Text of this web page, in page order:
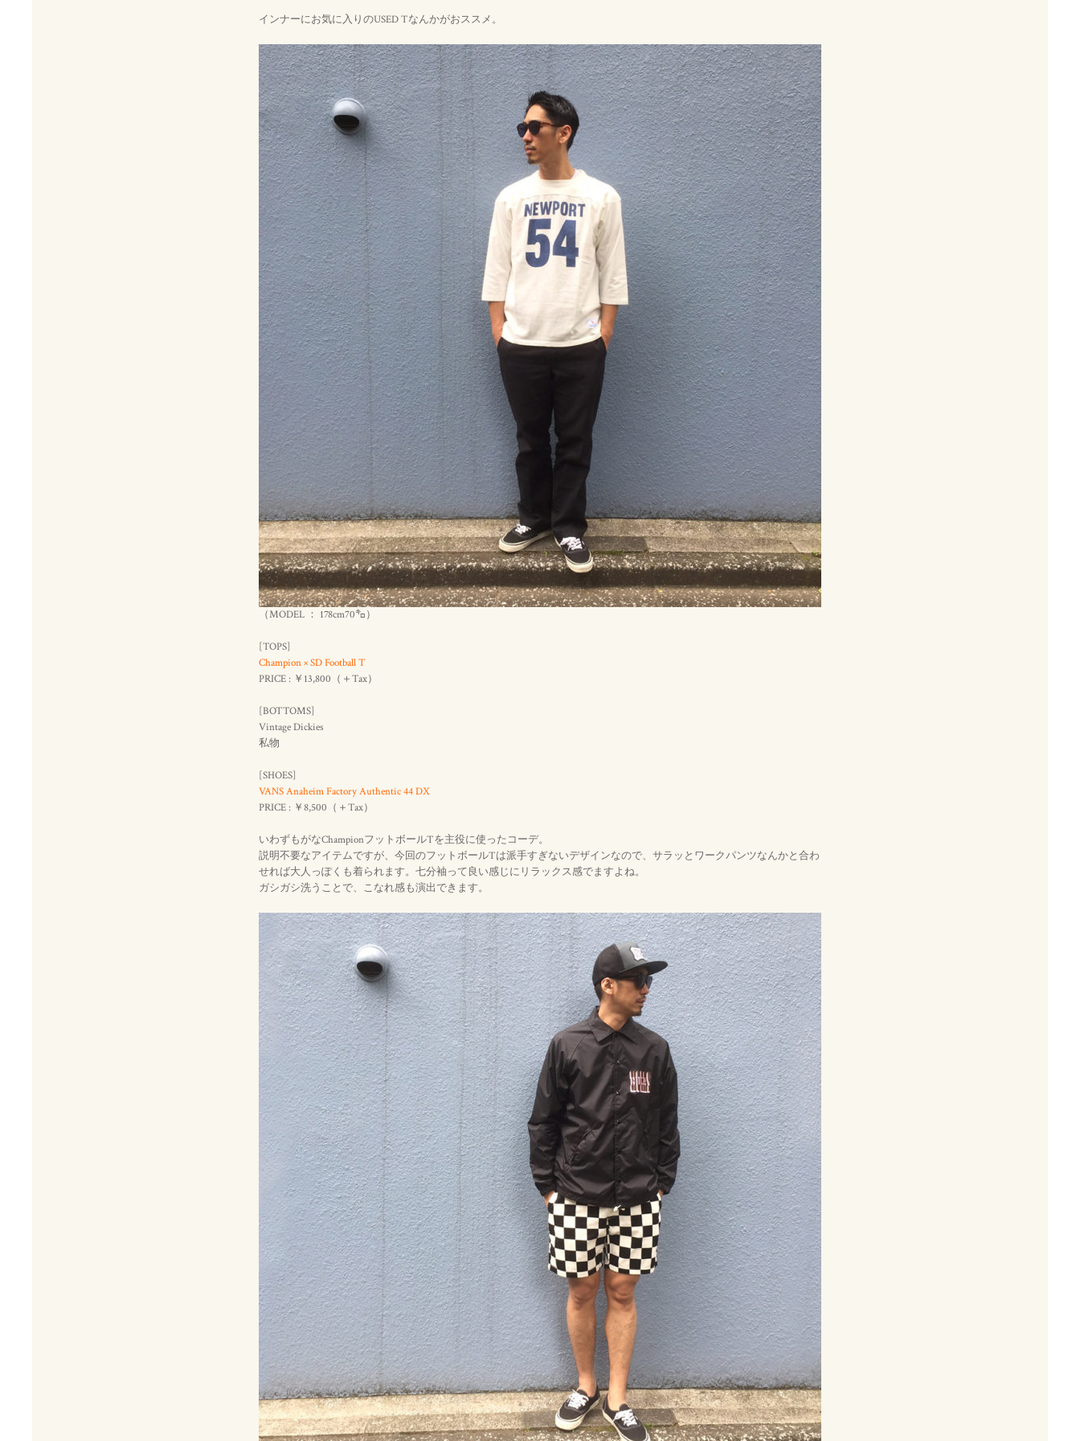
インナーにお気に入りのUSED Tなんかがおススメ。
（MODEL ： 178cm70㌔）
[TOPS]
Champion × SD Football T
PRICE : ￥13,800（＋Tax）
[BOTTOMS]
Vintage Dickies
私物
[SHOES]
VANS Anaheim Factory Authentic 44 DX
PRICE : ￥8,500（＋Tax）
いわずもがなChampionフットボールTを主役に使ったコーデ。
説明不要なアイテムですが、今回のフットボールTは派手すぎないデザインなので、サラッとワークパンツなんかと合わ
せれば大人っぽくも着られます。七分袖って良い感じにリラックス感でますよね。
ガシガシ洗うことで、こなれ感も演出できます。